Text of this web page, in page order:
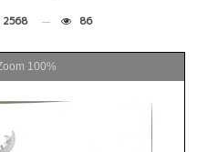
2568 86
100%